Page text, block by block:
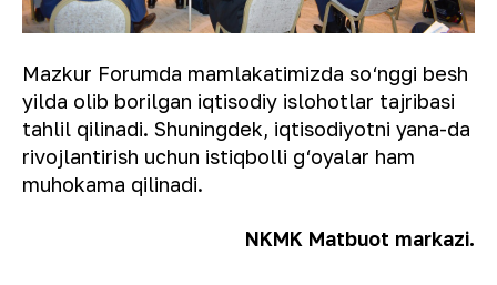
Mazkur Forumda mamlakatimizda so‘nggi besh
yilda olib borilgan iqtisodiy islohotlar tajribasi
tahlil qilinadi. Shuningdek, iqtisodiyotni yana-da
rivojlantirish uchun istiqbolli g‘oyalar ham
muhokama qilinadi.
NKMK Matbuot markazi.